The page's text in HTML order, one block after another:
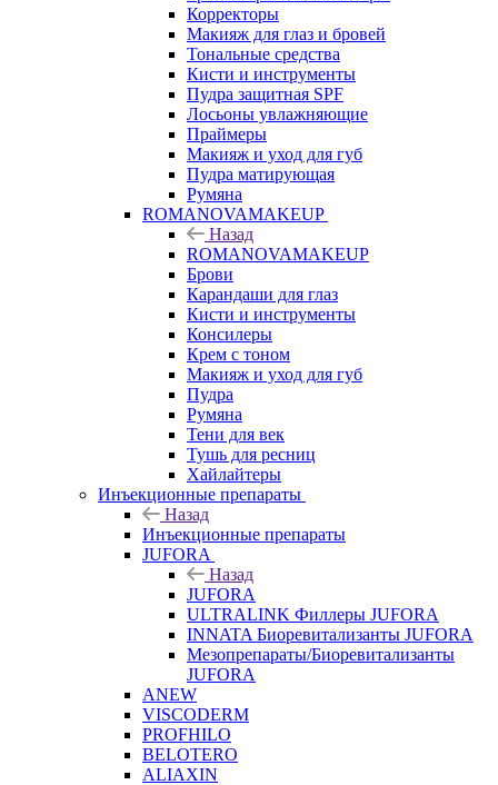
Корректоры
Макияж для глаз и бровей
Тональные средства
Кисти и инструменты
Пудра защитная SPF
Лосьоны увлажняющие
Праймеры
Макияж и уход для губ
Пудра матирующая
Румяна
ROMANOVAMAKEUP
Назад
ROMANOVAMAKEUP
Брови
Карандаши для глаз
Кисти и инструменты
Консилеры
Крем с тоном
Макияж и уход для губ
Пудра
Румяна
Тени для век
Тушь для ресниц
Хайлайтеры
Инъекционные препараты
Назад
Инъекционные препараты
JUFORA
Назад
JUFORA
ULTRALINK Филлеры JUFORA
INNATA Биоревитализанты JUFORA
Мезопрепараты/Биоревитализанты
JUFORA
ANEW
VISCODERM
PROFHILO
BELOTERO
ALIAXIN